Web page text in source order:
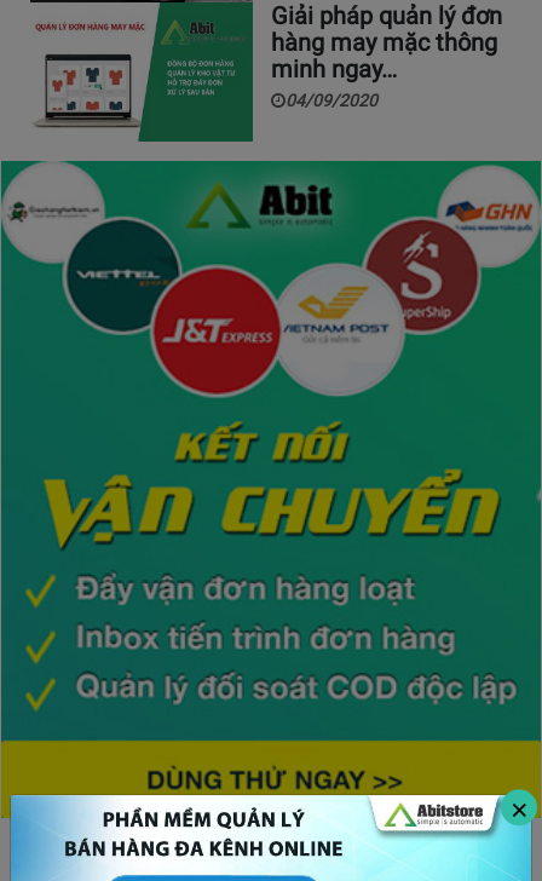
×
Giải pháp quản lý đơn
hàng may mặc thông
minh ngay…
04/09/2020